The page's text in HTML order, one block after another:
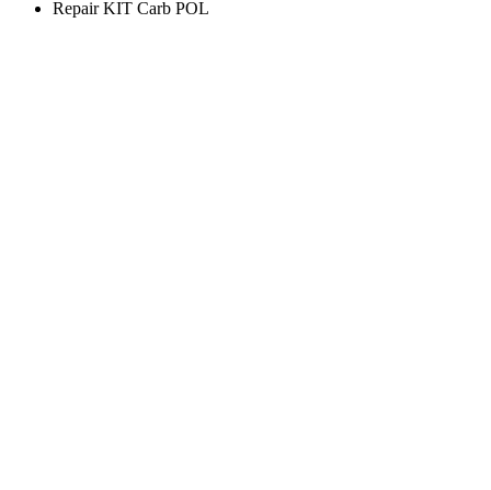
Repair KIT Carb POL